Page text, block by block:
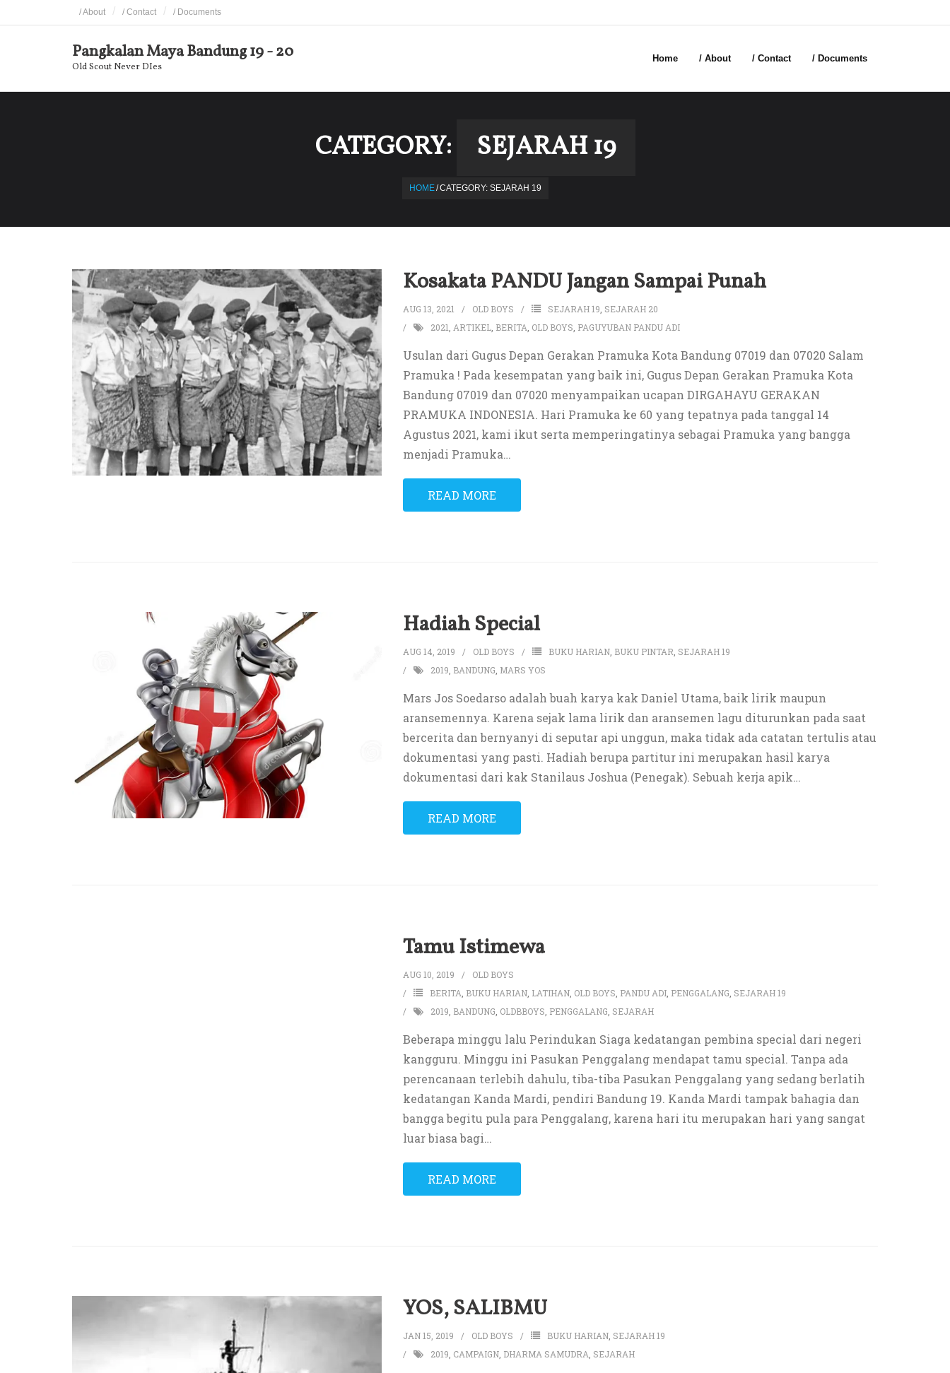
to
/ About / Contact / Documents
Pangkalan Maya Bandung 19 - 20
Old Scout Never DIes
Home / About / Contact / Documents
CATEGORY: SEJARAH 19
HOME/CATEGORY: SEJARAH 19
Kosakata PANDU Jangan Sampai Punah
AUG 13, 2021 OLD BOYS SEJARAH 19 SEJARAH 20
2021 ARTIKEL, BERITA OLD BOYS PAGUYUBAN PANDU ADI
Usulan dari Gugus Depan Gerakan Pramuka Kota Bandung 07019 dan 07020 Salam
Pramuka ! Pada kesempatan yang baik ini, Gugus Depan Gerakan Pramuka Kota
Bandung 07019 dan 07020 menyampaikan ucapan DIRGAHAYU GERAKAN
PRAMUKA INDONESIA. Hari Pramuka ke 60 yang tepatnya pada tanggal 14
Agustus 2021, kami ikut serta memperingatinya sebagai Pramuka yang bangga
menjadi Pramuka…
READ MORE
Hadiah Special
AUG 14, 2019 OLD BOYS BUKU HARIAN, BUKU PINTAR SEJARAH 19
2019 BANDUNG MARS YOS
Mars Jos Soedarso adalah buah karya kak Daniel Utama, baik lirik maupun
aransemennya. Karena sejak lama lirik dan aransemen lagu diturunkan pada saat
bercerita dan bernyanyi di seputar api unggun, maka tidak ada catatan tertulis atau
dokumentasi yang pasti. Hadiah berupa partitur ini merupakan hasil karya
dokumentasi dari kak Stanilaus Joshua (Penegak). Sebuah kerja apik…
READ MORE
Tamu Istimewa
AUG 10, 2019
OLD BOYS
BERITA BUKU HARIAN, LATIHAN, OLD BOYS PANDU ADI, PENGGALANG SEJARAH 19
2019 BANDUNG OLDBBOYS PENGGALANG SEJARAH
Beberapa minggu lalu Perindukan Siaga kedatangan pembina special dari negeri
kangguru. Minggu ini Pasukan Penggalang mendapat tamu special. Tanpa ada
perencanaan terlebih dahulu, tiba-tiba Pasukan Penggalang yang sedang berlatih
kedatangan Kanda Mardi, pendiri Bandung 19. Kanda Mardi tampak bahagia dan
bangga begitu pula para Penggalang, karena hari itu merupakan hari yang sangat
luar biasa bagi…
READ MORE
YOS, SALIBMU
JAN 15, 2019 OLD BOYS BUKU HARIAN, SEJARAH 19
2019 CAMPAIGN, DHARMA SAMUDRA SEJARAH